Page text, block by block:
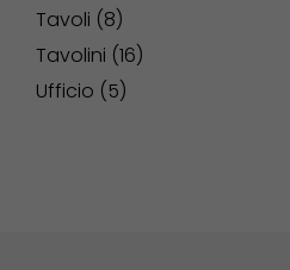
Tavoli 8
Tavolini 16
Ufficio
5